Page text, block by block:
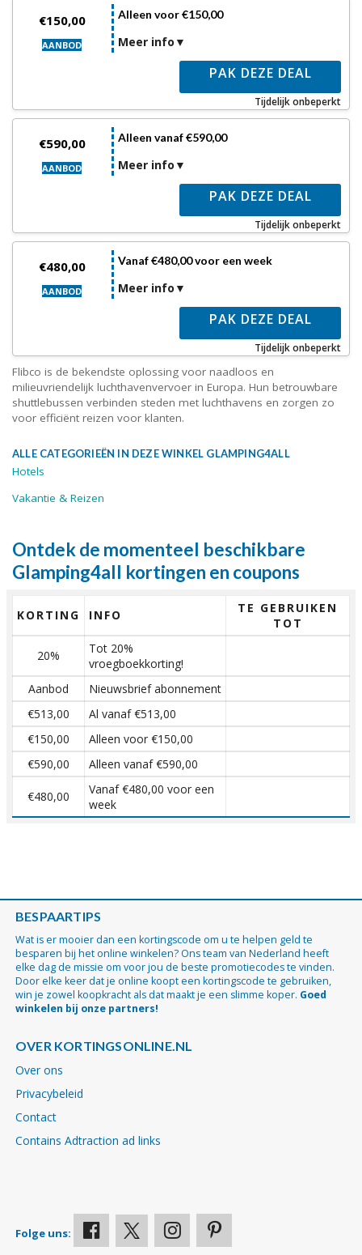
€150,00
AANBOD
Alleen voor €150,00
Meer info
PAK DEZE DEAL
Tijdelijk onbeperkt
€590,00
AANBOD
Alleen vanaf €590,00
Meer info
PAK DEZE DEAL
Tijdelijk onbeperkt
€480,00
AANBOD
Vanaf €480,00 voor een week
Meer info
PAK DEZE DEAL
Tijdelijk onbeperkt
Flibco is de bekendste oplossing voor naadloos en
milieuvriendelijk luchthavenvervoer in Europa. Hun betrouwbare
shuttlebussen verbinden steden met luchthavens en zorgen zo
voor efficiënt reizen voor klanten.
ALLE CATEGORIEËN IN DEZE WINKEL GLAMPING4ALL
Hotels
Vakantie & Reizen
Ontdek de momenteel beschikbare
Glamping4all kortingen en coupons
KORTING INFO
TE GEBRUIKEN
TOT
20%
Tot 20%
vroegboekkorting!
Aanbod
Nieuwsbrief abonnement
€513,00
Al vanaf €513,00
€150,00
Alleen voor €150,00
€590,00
Alleen vanaf €590,00
€480,00
Vanaf €480,00 voor een
week
BESPAARTIPS
Wat is er mooier dan een kortingscode om u te helpen geld te
besparen bij het online winkelen? Ons team van Nederland heeft
elke dag de missie om voor jou de beste promotiecodes te vinden.
Door elke keer dat je online koopt een kortingscode te gebruiken,
win je zowel koopkracht als dat maakt je een slimme koper. Goed
winkelen bij onze partners!
OVER KORTINGSONLINE.NL
Over ons
Privacybeleid
Contact
Contains Adtraction ad links
Folge uns: